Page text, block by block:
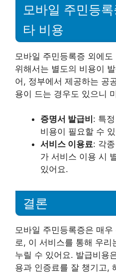
모바일 주민등
타 비용
모바일 주민등록증 외에
위해서는 별도의 비용이
어, 정부에서 제공하는 공
용이 드는 경우도 있으니
증명서 발급비 : 특
비용이 필요할 수
서비스 이용료: 각
가 서비스 이용 시
있어요.
결론
모바일 주민등록증은 매
로, 이 서비스를 통해 우리
누릴 수 있어요. 발급비용
용과 인증료를 잘 챙기고,